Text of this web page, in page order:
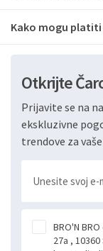
Kako mogu
Otkrijte
Prijavite se na
ekskluzivne
trendove za
BRO'N
27a ,